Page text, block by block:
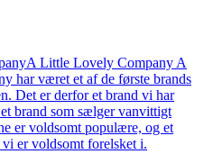
A Little Lovely Company A
har været et af de første brands
Det er derfor et brand vi har
brand som sælger vanvittigt
er voldsomt populære, og et
er voldsomt forelsket i.